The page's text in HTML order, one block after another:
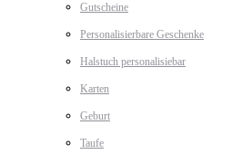
Gutscheine
Personalisierbare Geschenke
Halstuch personalisiebar
Karten
Geburt
Taufe